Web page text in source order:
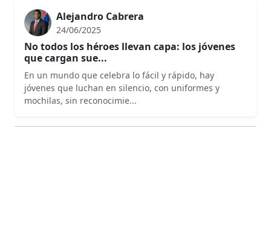
Alejandro Cabrera
24/06/2025
No todos los héroes llevan capa: los jóvenes
que cargan sue...
En un mundo que celebra lo fácil y rápido, hay
jóvenes que luchan en silencio, con uniformes y
mochilas, sin reconocimie...